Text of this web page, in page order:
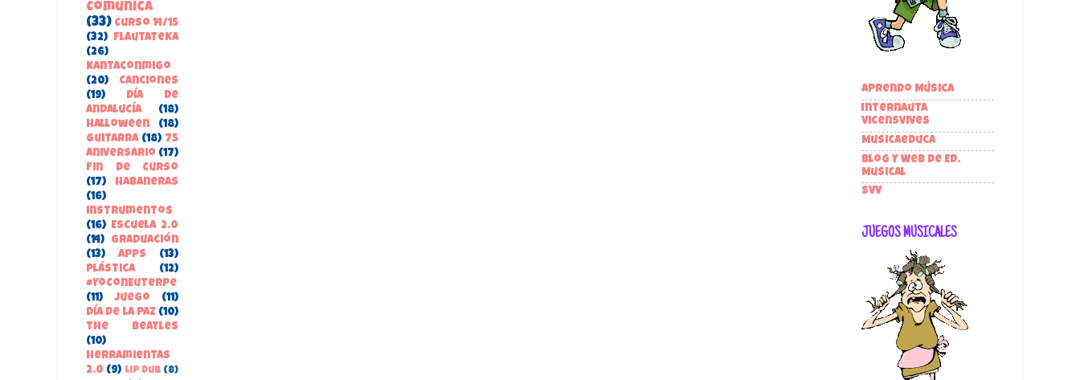
ComunicA
(33) Curso 14/15
(32)
FlautateKa
(26)
kantaconmigo
(20)
canciones
(19)
Día de
Andalucía
(18)
Halloween
(18)
guitarra (18) 75
aniversario (17)
Fin de Curso
(17)
habaneras
(16)
instrumentos
(16) Escuela 2.0
(14)
Graduación
(13)
apps
(13)
Plástica
(12)
#YoConEuterpe
(11)
juego
(11)
Día de la Paz (10)
the beatles
(10)
herramientas
2.0 (9) Lip Dub (8)
Aprendo Música
Internauta
VicensVives
Musicaeduca
Blog y Web de Ed.
Musical
SVV
JUEGOS MUSICALES